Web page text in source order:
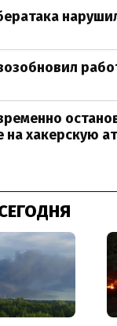
на хакерскую